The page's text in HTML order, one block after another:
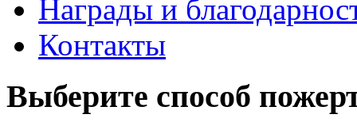
Награды и
Контакты
Выберите способ